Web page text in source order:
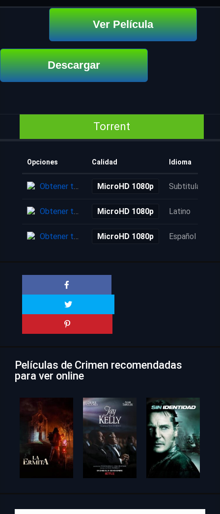
Ver Película
Descargar
Torrent
Opciones Calidad Idioma
Obtener torrent MicroHD 1080p Subtitulada
Obtener torrent MicroHD 1080p Latino
Obtener torrent MicroHD 1080p Español
Películas de Crimen recomendadas
para ver online